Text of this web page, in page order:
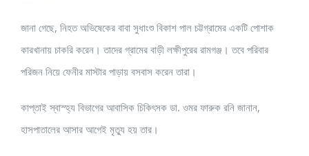
জানা গেছে, নিহত অভিষেকের বাবা সুধাংশু বিকাশ পাল চট্টগ্রামের একটি পোশাক
কারখানায় চাকরি করেন। তাদের গ্রামের বাড়ী লক্ষীপুরের রামগঞ্জ। তবে পরিবার
পরিজন নিয়ে ফেনীর মাস্টার পাড়ায় বসবাস করেন তারা।
কাপ্তাই স্বাস্হ্য বিভাগের আবাসিক চিকিৎসক ডা. ওমর ফারুক রনি জানান,
হাসপাতালের আসার আগেই মৃত্যু হয় তার।